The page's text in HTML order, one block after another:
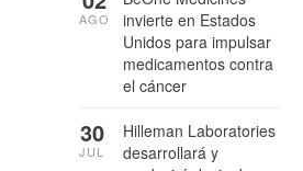
invierte en Estados
Unidos para impulsar
medicamentos contra
el cáncer
AGO
Hilleman Laboratories
desarrollará y
30
JUL